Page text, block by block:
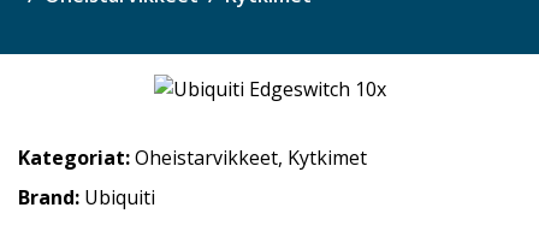
Kategoriat:Oheistarvikkeet, Kytkimet
Brand: Ubiquiti